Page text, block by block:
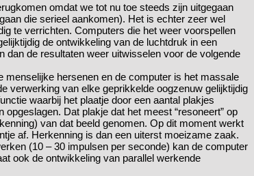
omdat we tot nu toe steeds zijn uitgegaan
die serieel aankomen). Het is echter zeer wel
te verrichten. Computers die het weer voorspellen
de ontwikkeling van de luchtdruk in een
dan de resultaten weer uitwisselen voor de volgende
hersenen en de computer is het massale
verwerking van elke geprikkelde oogzenuw gelijktijdig
waarbij het plaatje door een aantal plakjes
Dat plakje dat het meest “resoneert” op
van dat beeld genomen. Op dit moment werkt
af. Herkenning is dan een uiterst moeizame zaak.
(10 – 30 impulsen per seconde) kan de computer
ook de ontwikkeling van parallel werkende